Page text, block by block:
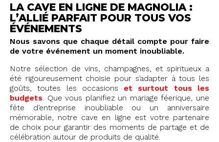
LA CAVE EN LIGNE DE MAGNOLIA :
L’ALLIÉ PARFAIT POUR TOUS VOS
ÉVÉNEMENTS
Nous savons que chaque détail compte pour faire
de votre événement un moment inoubliable.
Notre sélection de vins, champagnes, et spiritueux a
été rigoureusement choisie pour s’adapter à tous les
goûts, toutes les occasions et surtout tous les
budgets . Que vous planifiez un mariage féerique, une
fête d’entreprise inoubliable ou un anniversaire
mémorable, notre cave en ligne est votre partenaire
de choix pour garantir des moments de partage et de
célébration autour de produits de qualité.